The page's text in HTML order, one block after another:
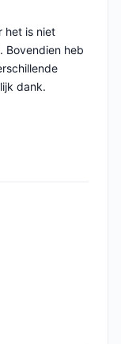
het is niet
Bovendien heb
dank.